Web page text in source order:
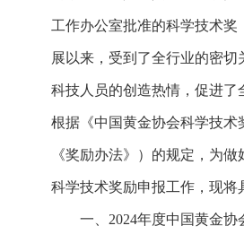
工作办公室批准的科学技术奖
展以来，受到了全行业的密
科技人员的创造热情，促进了
根据《中国黄金协会科学技术
《奖励办法》）的规定，为
科学技术奖励申报工作，现将
一、2024年度中国黄金